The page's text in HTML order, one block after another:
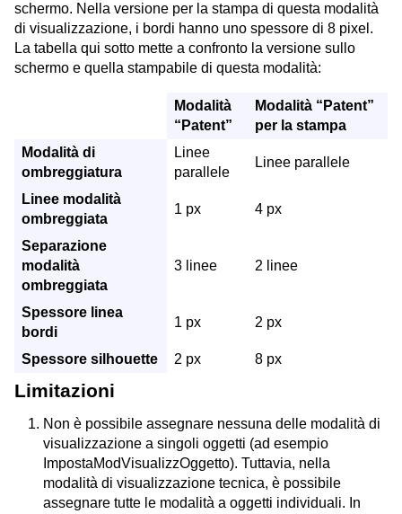
schermo. Nella versione per la stampa di questa modalità
di visualizzazione, i bordi hanno uno spessore di 8 pixel.
La tabella qui sotto mette a confronto la versione sullo
schermo e quella stampabile di questa modalità:
Modalità
“Patent”
Modalità “Patent”
per la stampa
Modalità di
ombreggiatura
Linee
parallele
Linee parallele
Linee modalità
ombreggiata
1 px 4 px
Separazione
modalità
ombreggiata
3 linee 2 linee
Spessore linea
bordi
1 px 2 px
Spessore silhouette 2 px 8 px
Limitazioni
Non è possibile assegnare nessuna delle modalità di
visualizzazione a singoli oggetti (ad esempio
ImpostaModVisualizzOggetto). Tuttavia, nella
modalità di visualizzazione tecnica, è possibile
assegnare tutte le modalità a oggetti individuali. In